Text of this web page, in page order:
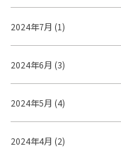
2024年7月 (1)
2024年6月 (3)
2024年5月 (4)
2024年4月 (2)